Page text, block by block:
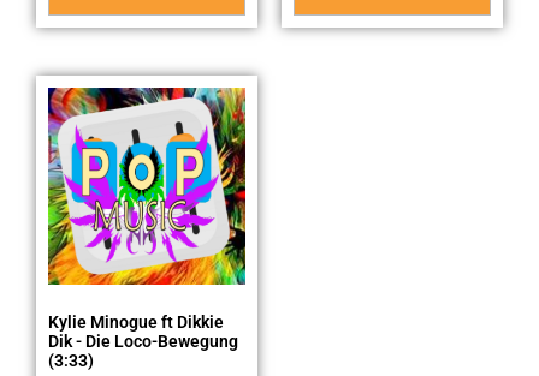
Kylie Minogue ft Dikkie
Dik - Die Loco-Bewegung
(3:33)